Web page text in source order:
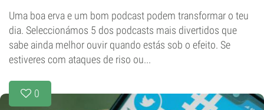
Uma boa erva e um bom podcast podem transformar o teu
dia. Seleccionámos 5 dos podcasts mais divertidos que
sabe ainda melhor ouvir quando estás sob o efeito. Se
estiveres com ataques de riso ou...
0